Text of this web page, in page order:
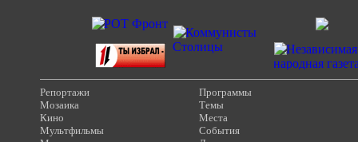
Репортажи
Мозаика
Кино
Мультфильмы
Программы
Темы
Места
События